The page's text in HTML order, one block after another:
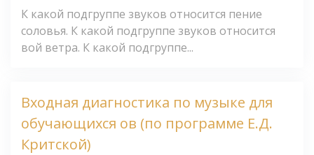
К какой подгруппе звуков относится пение
соловья. К какой подгруппе звуков относится
вой ветра. К какой подгруппе...
Входная диагностика по музыке для
обучающихся ов (по программе Е.Д.
Критской)